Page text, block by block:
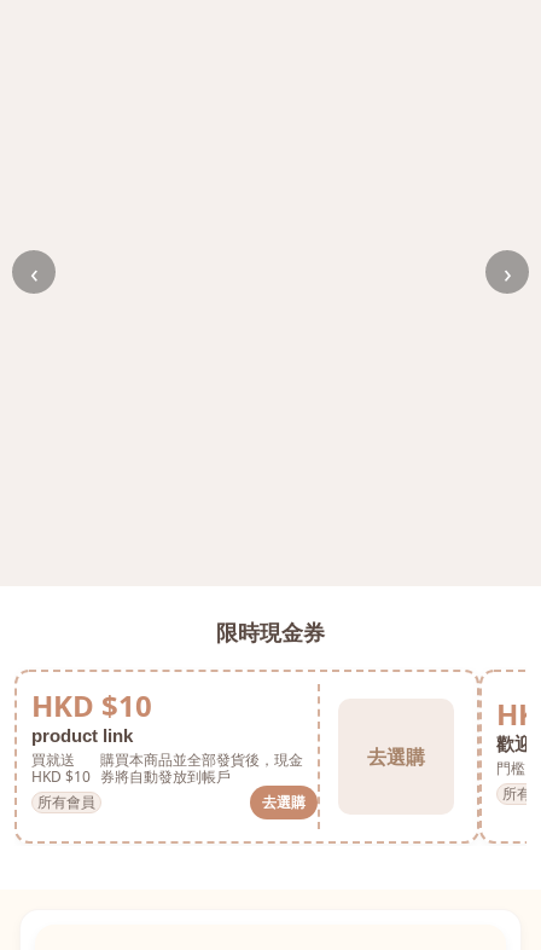
‹ ›
限時現金券
HKD $10
product link
買就送
HKD $10
購買本商品並全部發貨後，現金
券將自動發放到帳戶
所有會員
去選購
去選購
歡迎
門檻
所有